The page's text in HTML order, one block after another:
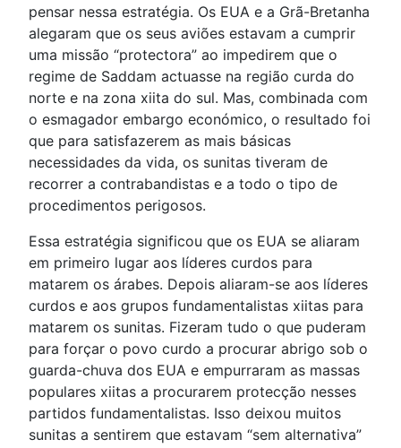
pensar nessa estratégia. Os EUA e a Grã-Bretanha
alegaram que os seus aviões estavam a cumprir
uma missão “protectora” ao impedirem que o
regime de Saddam actuasse na região curda do
norte e na zona xiita do sul. Mas, combinada com
o esmagador embargo económico, o resultado foi
que para satisfazerem as mais básicas
necessidades da vida, os sunitas tiveram de
recorrer a contrabandistas e a todo o tipo de
procedimentos perigosos.
Essa estratégia significou que os EUA se aliaram
em primeiro lugar aos líderes curdos para
matarem os árabes. Depois aliaram-se aos líderes
curdos e aos grupos fundamentalistas xiitas para
matarem os sunitas. Fizeram tudo o que puderam
para forçar o povo curdo a procurar abrigo sob o
guarda-chuva dos EUA e empurraram as massas
populares xiitas a procurarem protecção nesses
partidos fundamentalistas. Isso deixou muitos
sunitas a sentirem que estavam “sem alternativa”